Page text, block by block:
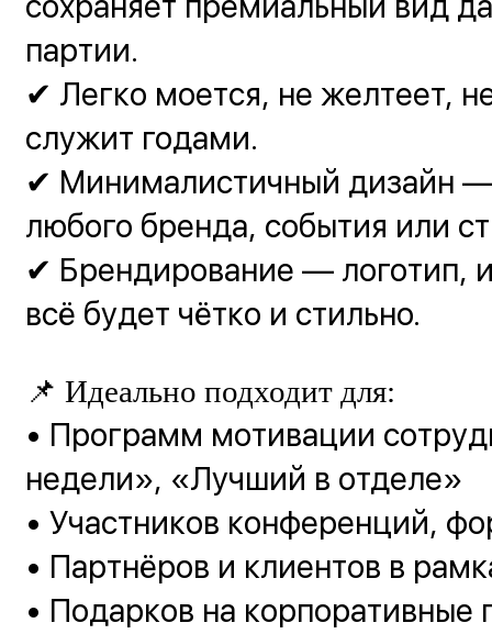
партии.
✔ Легко моется, не желтеет,
служит годами.
✔ Минималистичный дизайн
любого бренда, события или
✔ Брендирование — логотип,
всё будет чётко и стильно.
📌 Идеально подходит для:
• Программ мотивации
недели», «Лучший в отделе»
• Участников конференций,
• Партнёров и клиентов в
• Подарков на корпоративные